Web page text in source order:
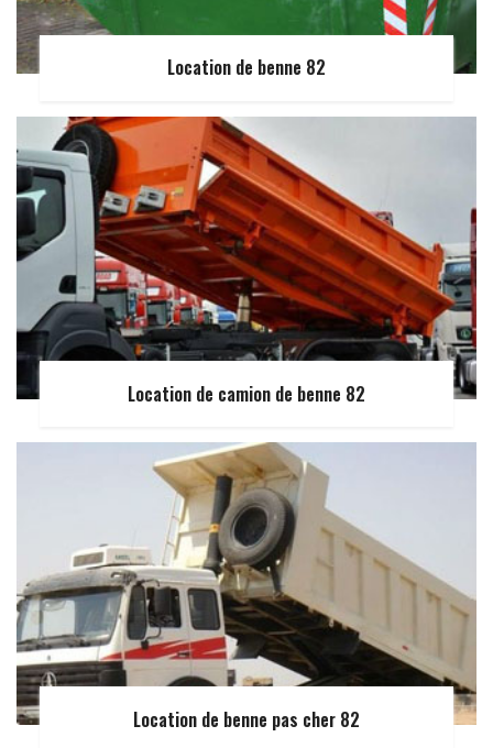
Location de benne 82
Location de camion de benne 82
Location de benne pas cher 82